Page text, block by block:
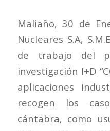
Maliaño, 30 de
Nucleares S.A,
de trabajo del
investigación I+D
aplicaciones
recogen los
cántabra, como